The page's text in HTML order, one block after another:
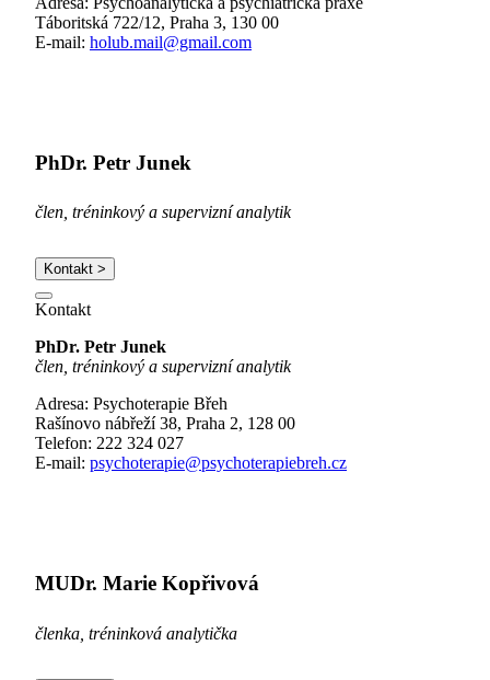
Táboritská 722/12, Praha 3, 130 00
E-mail: holub.mail@gmail.com
PhDr. Petr Junek
člen, tréninkový a supervizní analytik
Kontakt >
Kontakt
PhDr. Petr Junek
člen, tréninkový a supervizní analytik
Adresa: Psychoterapie Břeh
Rašínovo nábřeží 38, Praha 2, 128 00
Telefon: 222 324 027
E-mail: psychoterapie@psychoterapiebreh.cz
MUDr. Marie Kopřivová
členka, tréninková analytička